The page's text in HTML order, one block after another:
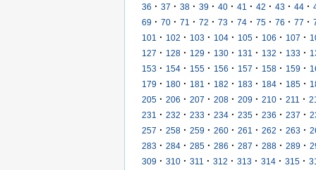
36 · 37 · 38 · 39 · 40 · 41 · 42 · 43 · 44 ·
69 · 70 · 71 · 72 · 73 · 74 · 75 · 76 · 77 ·
101
· 102 · 103 · 104 · 105 · 106 · 107 ·
127 · 128 · 129 · 130 · 131 · 132 · 133 ·
153 · 154 · 155 · 156 · 157 · 158 · 159 ·
179 · 180 · 181 · 182 · 183 · 184 · 185 ·
205 · 206 · 207 · 208 · 209 · 210 · 211 ·
231
· 232 · 233 · 234 · 235 · 236 · 237 ·
257 · 258 · 259 · 260 · 261 · 262 · 263 ·
283 · 284 · 285 · 286 · 287 · 288 · 289 ·
309 · 310 · 311 · 312 · 313 · 314 · 315 ·